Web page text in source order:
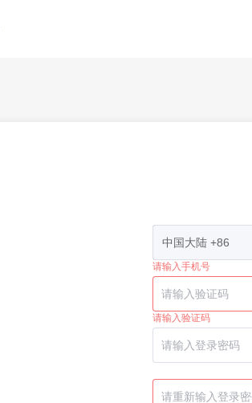
中国大陆 +86
请输入手机号
请输入验证码